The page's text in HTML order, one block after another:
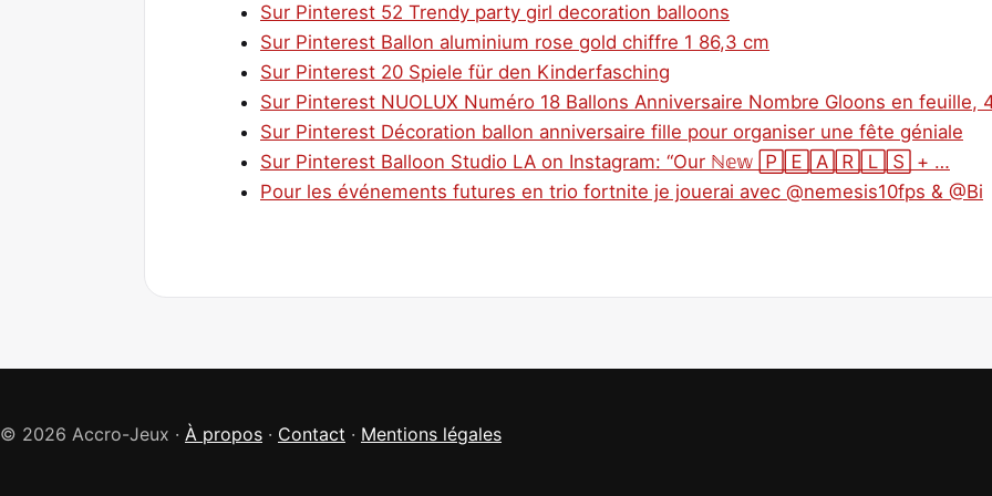
Sur Pinterest 52 Trendy party girl decoration balloons
Sur Pinterest Ballon aluminium rose gold chiffre 1 86,3 cm
Sur Pinterest 20 Spiele für den Kinderfasching
Sur Pinterest NUOLUX Numéro 18 Ballons Anniversaire Nombre Gloons en feuille,
Sur Pinterest Décoration ballon anniversaire fille pour organiser une fête géniale
Sur Pinterest Balloon Studio LA on Instagram: “Our ℕ𝕖𝕨 🄿🄴🄰🅁🄻🅂 + …
Pour les événements futures en trio fortnite je jouerai avec @nemesis10fps & @Bi
© 2026 Accro-Jeux · À propos · Contact · Mentions légales